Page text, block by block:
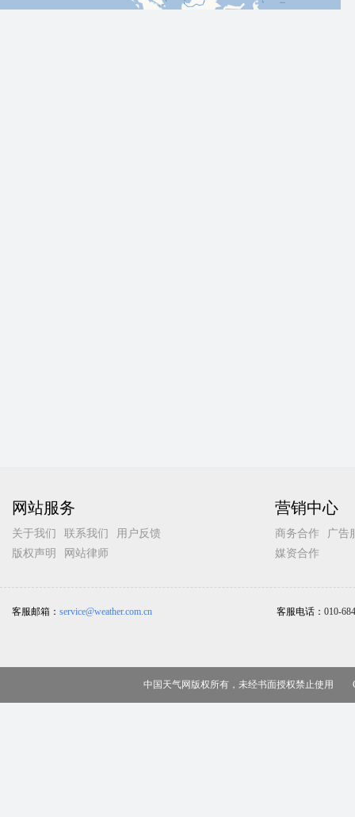
网站服务
关于我们 联系我们
用户反馈
版权声明
网站律师
营销中心
商务合作
广告
媒资合作
客服邮箱： service@weather.com.cn 客服电话： 010-
中国天气网版权所有，未经书面授权禁止使用